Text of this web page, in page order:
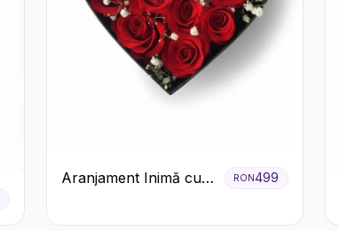
Aranjament Inimă cu
Floarea Miresei
RON499